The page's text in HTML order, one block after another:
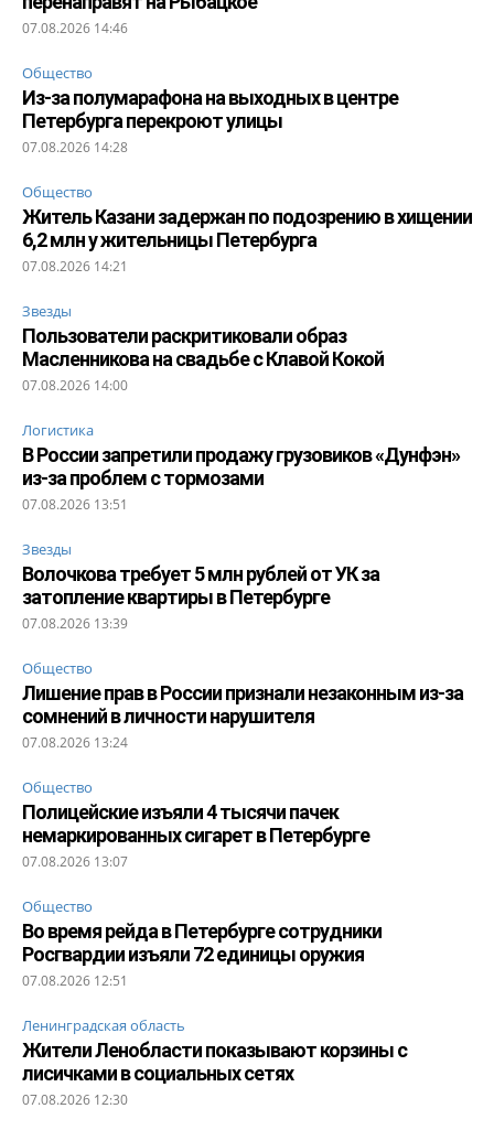
07.08.2026 14:46
Общество
Из-за полумарафона на выходных в центре
Петербурга перекроют улицы
07.08.2026 14:28
Общество
Житель Казани задержан по подозрению в хищении
6,2 млн у жительницы Петербурга
07.08.2026 14:21
Звезды
Пользователи раскритиковали образ
Масленникова на свадьбе с Клавой Кокой
07.08.2026 14:00
Логистика
В России запретили продажу грузовиков «Дунфэн»
из-за проблем с тормозами
07.08.2026 13:51
Звезды
Волочкова требует 5 млн рублей от УК за
затопление квартиры в Петербурге
07.08.2026 13:39
Общество
Лишение прав в России признали незаконным из-за
сомнений в личности нарушителя
07.08.2026 13:24
Общество
Полицейские изъяли 4 тысячи пачек
немаркированных сигарет в Петербурге
07.08.2026 13:07
Общество
Во время рейда в Петербурге сотрудники
Росгвардии изъяли 72 единицы оружия
07.08.2026 12:51
Ленинградская область
Жители Ленобласти показывают корзины с
лисичками в социальных сетях
07.08.2026 12:30